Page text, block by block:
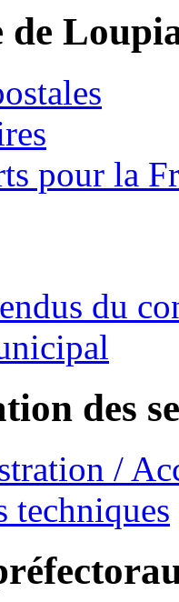
de
pour la
du
des
/
techniques